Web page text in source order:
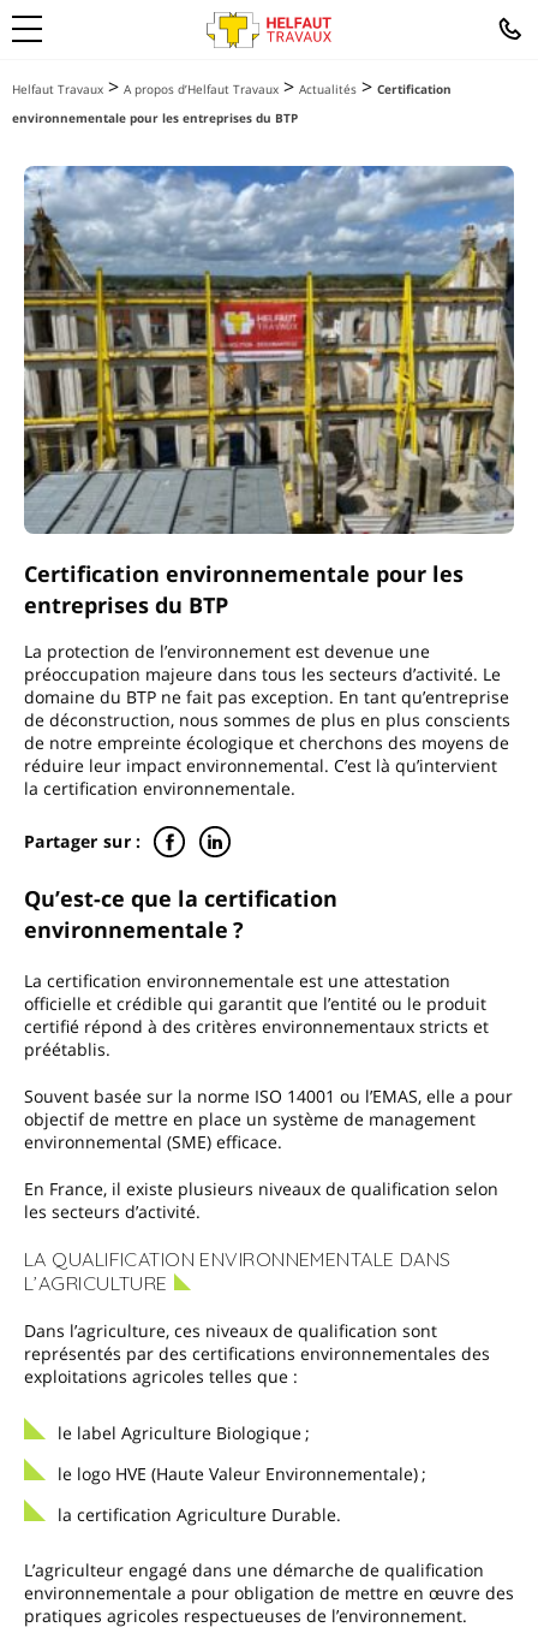
Helfaut Travaux > A propos d’Helfaut Travaux > Actualités > Certification
environnementale pour les entreprises du BTP
Certification environnementale pour les
entreprises du BTP
La protection de l’environnement est devenue une
préoccupation majeure dans tous les secteurs d’activité. Le
domaine du BTP ne fait pas exception. En tant qu’entreprise
de déconstruction, nous sommes de plus en plus conscients
de notre empreinte écologique et cherchons des moyens de
réduire leur impact environnemental. C’est là qu’intervient
la certification environnementale.
Partager sur :
Qu’est-ce que la certification
environnementale ?
La certification environnementale est une attestation
officielle et crédible qui garantit que l’entité ou le produit
certifié répond à des critères environnementaux stricts et
préétablis.
Souvent basée sur la norme ISO 14001 ou l’EMAS, elle a pour
objectif de mettre en place un système de management
environnemental (SME) efficace.
En France, il existe plusieurs niveaux de qualification selon
les secteurs d’activité.
LA QUALIFICATION ENVIRONNEMENTALE DANS
L’AGRICULTURE
Dans l’agriculture, ces niveaux de qualification sont
représentés par des certifications environnementales des
exploitations agricoles telles que :
le label Agriculture Biologique ;
le logo HVE (Haute Valeur Environnementale) ;
la certification Agriculture Durable.
L’agriculteur engagé dans une démarche de qualification
environnementale a pour obligation de mettre en œuvre des
pratiques agricoles respectueuses de l’environnement.